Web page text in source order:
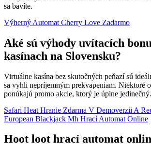
sa bavíte.
Výherný Automat Cherry Love Zadarmo
Aké sú výhody uvítacích
kasínach na Slovensku?
Virtuálne kasína bez skutočných peňazí sú
sa vyhli nepríjemným prekvapeniam. Niektoré
ponúkajú promo akcie, ktorý je úplne jedinečný.
Safari Heat Hranie Zdarma V Demoverzii A
European Blackjack Mh Hrací Automat Online
Hoot loot hrací automat